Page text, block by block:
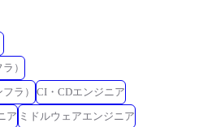
）
ラ）
CI・CDエンジニア
ア ミドルウェアエンジニア